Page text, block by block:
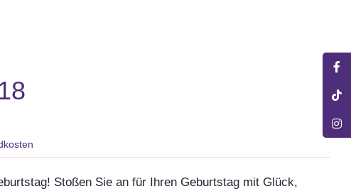
Stoßen Sie an für Ihren Geburtstag mit Glück,